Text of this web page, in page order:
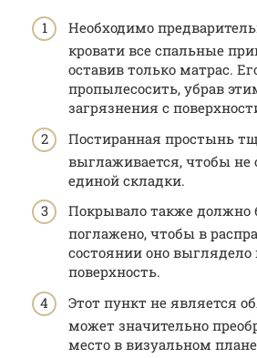
Необходимо
кровати все спальные
оставив только матрас.
пропылесосить, убрав
загрязнения с
Постиранная простынь
выглаживается, чтобы не
единой складки.
Покрывало также должно
поглажено, чтобы в
состоянии оно выглядело
поверхность.
Этот пункт не является
может значительно
место в визуальном